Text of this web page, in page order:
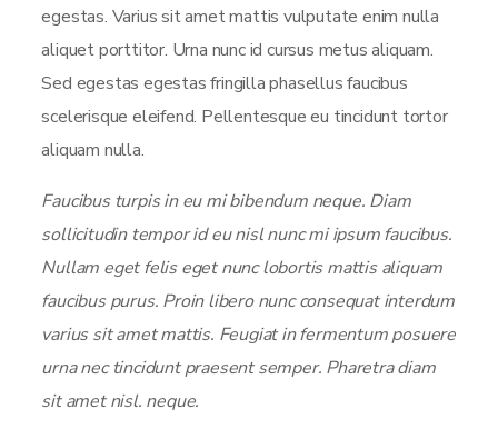
egestas. Varius sit amet mattis vulputate enim nulla
aliquet porttitor. Urna nunc id cursus metus aliquam.
Sed egestas egestas fringilla phasellus faucibus
scelerisque eleifend. Pellentesque eu tincidunt tortor
aliquam nulla.
Faucibus turpis in eu mi bibendum neque. Diam
sollicitudin tempor id eu nisl nunc mi ipsum faucibus.
Nullam eget felis eget nunc lobortis mattis aliquam
faucibus purus. Proin libero nunc consequat interdum
varius sit amet mattis. Feugiat in fermentum posuere
urna nec tincidunt praesent semper. Pharetra diam
sit amet nisl. neque.